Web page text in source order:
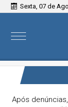
Sexta, 07 de
Vereador